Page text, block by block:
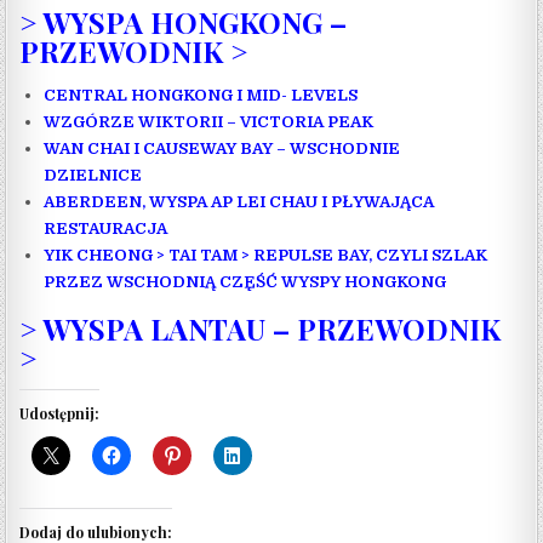
> WYSPA HONGKONG –
PRZEWODNIK >
CENTRAL HONGKONG I MID- LEVELS
WZGÓRZE WIKTORII – VICTORIA PEAK
WAN CHAI I CAUSEWAY BAY – WSCHODNIE
DZIELNICE
ABERDEEN, WYSPA AP LEI CHAU I PŁYWAJĄCA
RESTAURACJA
YIK CHEONG > TAI TAM > REPULSE BAY, CZYLI SZLAK
PRZEZ WSCHODNIĄ CZĘŚĆ WYSPY HONGKONG
> WYSPA LANTAU – PRZEWODNIK
>
Udostępnij:
Dodaj do ulubionych: